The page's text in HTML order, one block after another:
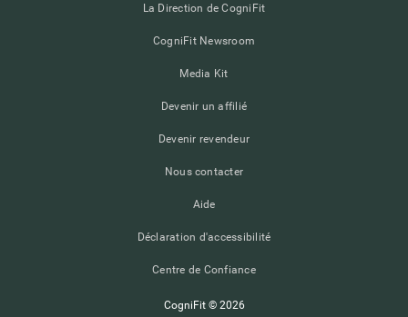
La Direction de CogniFit
CogniFit Newsroom
Media Kit
Devenir un affilié
Devenir revendeur
Nous contacter
Aide
Déclaration d'accessibilité
Centre de Confiance
CogniFit © 2026